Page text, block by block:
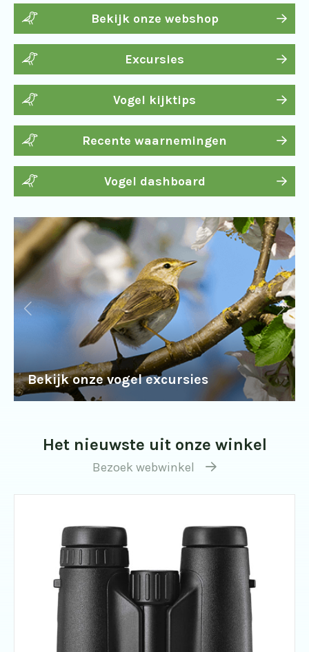
Bekijk onze webshop
Excursies
Vogel kijktips
Recente waarnemingen
Vogel dashboard
Bekijk onze vogel excursies
Het nieuwste uit onze winkel
Bezoek webwinkel